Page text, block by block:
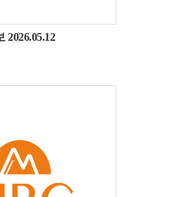
2026.05.12